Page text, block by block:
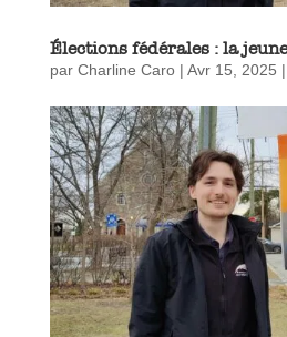
Élections fédérales : la
par Charline Caro| Avr 15, 2025 |